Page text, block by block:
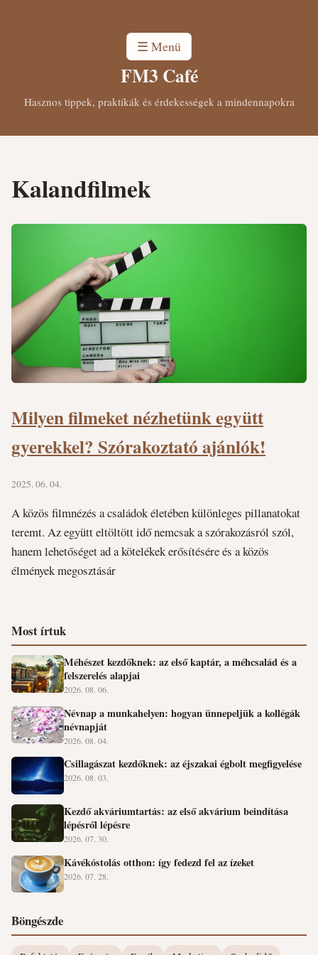
☰ Menü
FM3 Café
Hasznos tippek, praktikák és érdekességek a mindennapokra
Kalandfilmek
Milyen filmeket nézhetünk együtt
gyerekkel? Szórakoztató ajánlók!
2025. 06. 04.
A közös filmnézés a családok életében különleges pillanatokat
teremt. Az együtt eltöltött idő nemcsak a szórakozásról szól,
hanem lehetőséget ad a kötelékek erősítésére és a közös
élmények megosztásár
Most írtuk
Méhészet kezdőknek: az első kaptár, a méhcsalád és a
felszerelés alapjai
2026. 08. 06.
Névnap a munkahelyen: hogyan ünnepeljük a kollégák
névnapját
2026. 08. 04.
Csillagászat kezdőknek: az éjszakai égbolt megfigyelése
2026. 08. 03.
Kezdő akváriumtartás: az első akvárium beindítása
lépésről lépésre
2026. 07. 30.
Kávékóstolás otthon: így fedezd fel az ízeket
2026. 07. 28.
Böngészde